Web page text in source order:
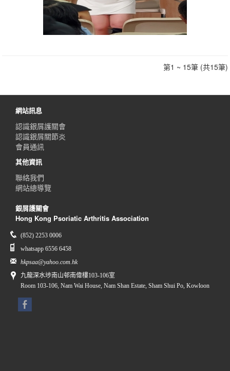
第1 ~ 15筆 (共15筆)
網站訊息
認識銀屑護關會
認識銀屑關節炎
會員通訊
其他資訊
聯絡我們
網站總導覽
銀屑護關會
Hong Kong Psoriatic Arthritis Association
(852) 2253 0006
whatsapp 6556 6458
hkpsaa@yahoo.com.hk
九龍深水埗南山邨南偉樓103-106室
Room 103-106, Nam Wai House, Nam Shan Estate, Sham Shui Po, Kowloon